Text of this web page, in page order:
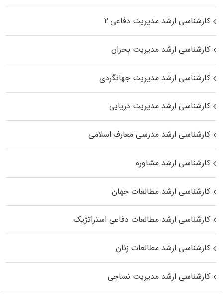
کارشناسی ارشد مدیریت دفاعی ۲
کارشناسی ارشد مدیریت بحران
کارشناسی ارشد مدیریت جهانگردی
کارشناسی ارشد مدیریت دریایی
کارشناسی ارشد مدرسی معارف اسلامی
کارشناسی ارشد مشاوره
کارشناسی ارشد مطالعات جهان
کارشناسی ارشد مطالعات دفاعی استراتژیک
کارشناسی ارشد مطالعات زنان
کارشناسی ارشد مدیریت نساجی